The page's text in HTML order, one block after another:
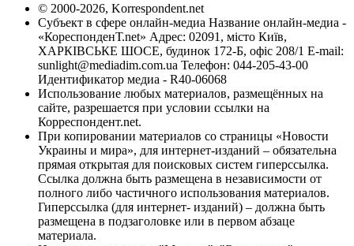
© 2000-2026, Korrespondent.net
Субъект в сфере онлайн-медиа Название онлайн-медиа -
«КореспонденТ.net» Адрес: 02091, місто Київ,
ХАРКІВСЬКЕ ШОСЕ, будинок 172-Б, офіс 208/1 E-mail:
sunlight@mediadim.com.ua Телефон: 044-205-43-00
Идентификатор медиа - R40-06068
Использование любых материалов, размещённых на
сайте, разрешается при условии ссылки на
Корреспондент.net.
При копировании материалов со страницы «Новости
Украины и мира», для интернет-изданий – обязательна
прямая открытая для поисковых систем гиперссылка.
Ссылка должна быть размещена в независимости от
полного либо частичного использования материалов.
Гиперссылка (для интернет- изданий) – должна быть
размещена в подзаголовке или в первом абзаце
материала.